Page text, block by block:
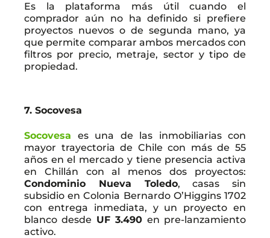
Es la plataforma más útil cuando el
comprador aún no ha definido si prefiere
proyectos nuevos o de segunda mano, ya
que permite comparar ambos mercados con
filtros por precio, metraje, sector y tipo de
propiedad.
7. Socovesa
Socovesa es una de las inmobiliarias con
mayor trayectoria de Chile con más de 55
años en el mercado y tiene presencia activa
en Chillán con al menos dos proyectos:
Condominio Nueva Toledo, casas sin
subsidio en Colonia Bernardo O’Higgins 1702
con entrega inmediata, y un proyecto en
blanco desde UF 3.490 en pre-lanzamiento
activo.